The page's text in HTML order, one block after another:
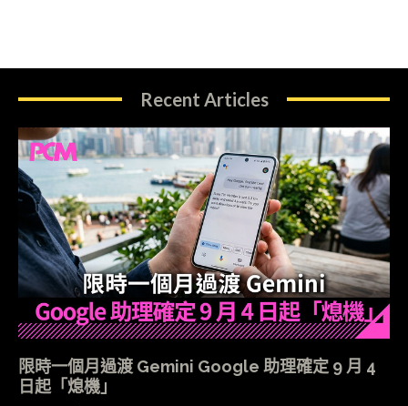
Recent Articles
限時一個月過渡 Gemini Google 助理確定 9 月 4
日起「熄機」